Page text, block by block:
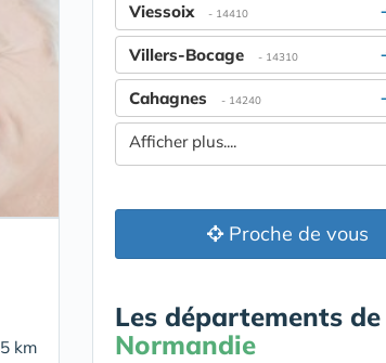
km
Viessoix - 14410
Villers-Bocage - 14310
Cahagnes - 14240
Afficher plus....
Proche de vous
Les départements de
Normandie